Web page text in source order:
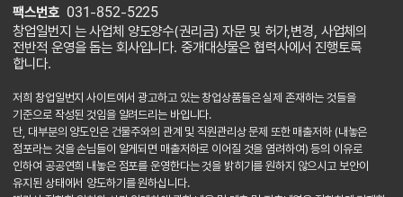
팩스번호 031-852-5225
창업일번지 는 사업체 양도양수(권리금) 자문 및 허가,변경, 사업체의
전반적 운영을 돕는 회사입니다. 중개대상물은 협력사에서 진행토록
합니다.
저희 창업일번지 사이트에서 광고하고 있는 창업상품들은 실제 존재하는 것들을
기준으로 작성된 것임을 알려드리는 바입니다.
단, 대부분의 양도인은 건물주와의 관계 및 직원관리상 문제 또한 매출저하 (내놓은
점포라는 것을 손님들이 알게되면 매출저하로 이어질 것을 염려하여) 등의 이유로
인하여 공공연희 내놓은 점포를 운영한다는 것을 밝히기를 원하지 않으시고 보안이
유지된 상태에서 양도하기를 원하십니다.